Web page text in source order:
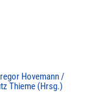
Hovemann /
Thieme (Hrsg.)